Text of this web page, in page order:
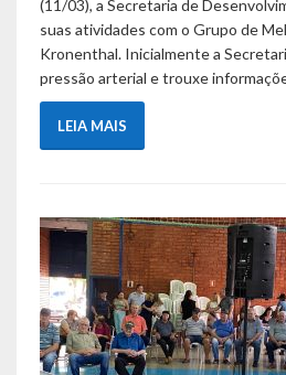
Publicações
Covid 19
Contas
Contas – TCE
Relatório Anual de Gestão
(11/03), a Secretaria de
suas atividades com o Grupo de
Kronenthal. Inicialmente a
pressão arterial e trouxe
LEIA MAIS